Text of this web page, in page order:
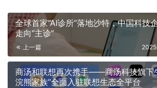
全球首家“AI诊所”落地沙特，中国科技
走向“主诊”
上一篇
商汤和联想再次携手——商汤科技旗下
浣熊家族”全面入驻联想生态全平台